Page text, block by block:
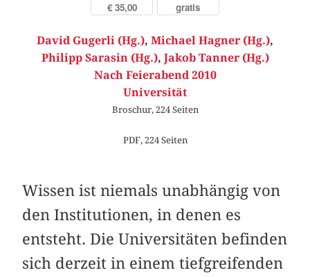
€ 35,00 gratis
David Gugerli (Hg.), Michael Hagner (Hg.),
Philipp Sarasin (Hg.), Jakob Tanner (Hg.)
Nach Feierabend 2010
Universität
Broschur, 224 Seiten
PDF, 224 Seiten
Wissen ist niemals unabhängig von
den Institutionen, in denen es
entsteht. Die Universitäten befinden
sich derzeit in einem tiefgreifenden